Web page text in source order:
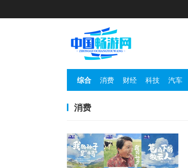
综合 消费 财经 科技 汽车
消费